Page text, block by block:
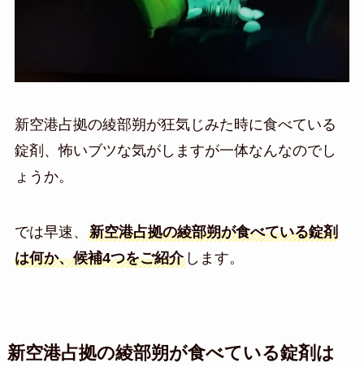
新空港占拠の綾部朔が狂気じみた時に食べている
錠剤、怖いブツな気がしますが一体なんなのでし
ょうか。
では早速、 新空港占拠の綾部朔が食べている錠剤
は何か、候補4つをご紹介します。
新空港占拠の綾部朔が食べている錠剤は